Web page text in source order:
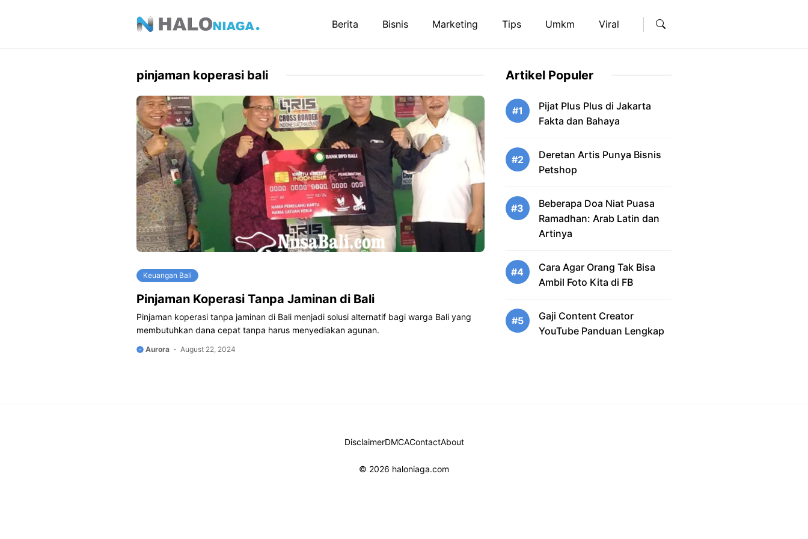
Berita Bisnis Marketing Tips Umkm Viral
pinjaman koperasi bali
Keuangan Bali
Pinjaman Koperasi Tanpa Jaminan di Bali
Pinjaman koperasi tanpa jaminan di Bali menjadi solusi alternatif bagi warga Bali yang
membutuhkan dana cepat tanpa harus menyediakan agunan.
Aurora August 22, 2024
Artikel Populer
#1
Pijat Plus Plus di Jakarta
Fakta dan Bahaya
#2
Deretan Artis Punya Bisnis
Petshop
#3
Beberapa Doa Niat Puasa
Ramadhan: Arab Latin dan
Artinya
#4
Cara Agar Orang Tak Bisa
Ambil Foto Kita di FB
#5
Gaji Content Creator
YouTube Panduan Lengkap
DisclaimerDMCAContactAbout
© 2026 haloniaga.com